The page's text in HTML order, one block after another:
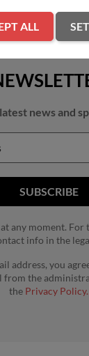
news and
any moment. For
info in the
address, you
the
the Privacy Policy.
ALL